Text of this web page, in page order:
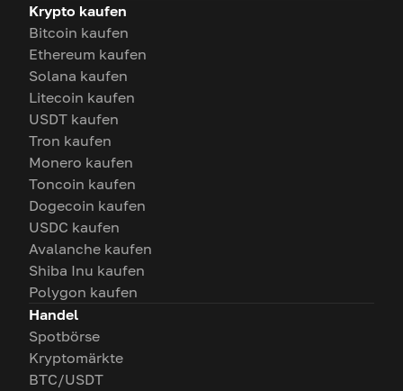
Krypto kaufen
Bitcoin kaufen
Ethereum kaufen
Solana kaufen
Litecoin kaufen
USDT kaufen
Tron kaufen
Monero kaufen
Toncoin kaufen
Dogecoin kaufen
USDC kaufen
Avalanche kaufen
Shiba Inu kaufen
Polygon kaufen
Handel
Spotbörse
Kryptomärkte
BTC/USDT